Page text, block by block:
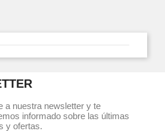
a nuestra newsletter y te
informado sobre las últimas
y ofertas.